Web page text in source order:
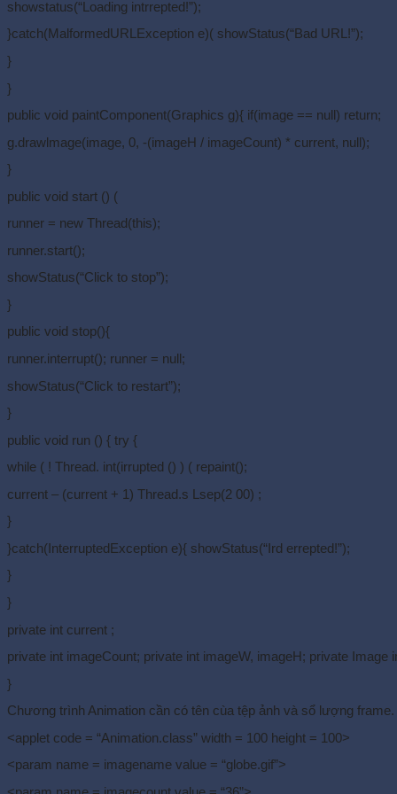
showstatus(“Loading intrrepted!”);
}catch(MalformedURLException e)( showStatus(“Bad URL!”);
}
}
public void paintComponent(Graphics g){ if(image == null) return;
g.drawlmage(image, 0, -(imageH / imageCount) * current, null);
}
public void start () (
runner = new Thread(this);
runner.start();
showStatus(“Click to stop”);
}
public void stop(){
runner.interrupt(); runner = null;
showStatus(“Click to restart”);
}
public void run () { try {
while ( ! Thread. int(irrupted () ) ( repaint();
current – (current + 1) Thread.s Lsep(2 00) ;
}
}catch(InterruptedException e){ showStatus(“Ird errepted!”);
}
}
private int current ;
private int imageCount; private int imageW, imageH; private
}
Chương trình Animation cần có tên cùa tệp ảnh và sổ lượng
<applet code = “Animation.class” width = 100 height = 100>
<param name = imagename value = “globe.gif”>